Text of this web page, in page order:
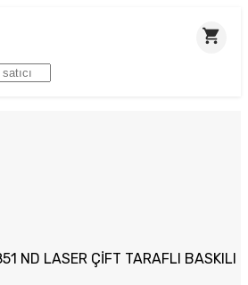
ND LASER ÇİFT TARAFLI BASKILI